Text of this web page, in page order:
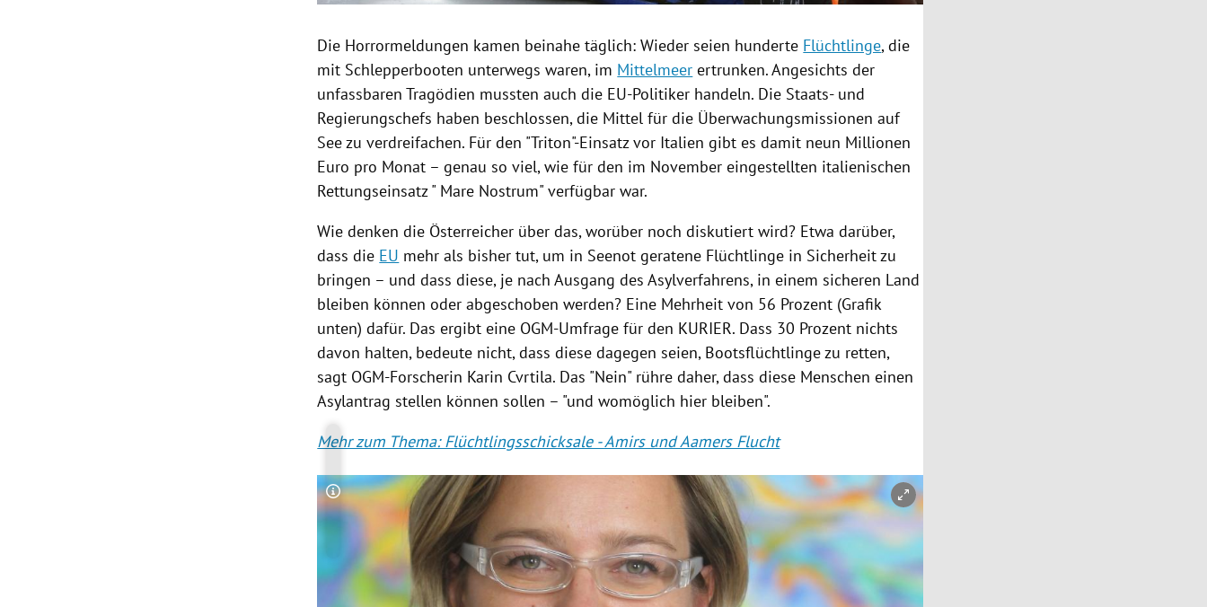
Die Horrormeldungen kamen beinahe täglich: Wieder seien hunderte Flüchtlinge, die
mit Schlepperbooten unterwegs waren, im Mittelmeer ertrunken. Angesichts der
unfassbaren Tragödien mussten auch die EU-Politiker handeln. Die Staats- und
Regierungschefs haben beschlossen, die Mittel für die Überwachungsmissionen auf
See zu verdreifachen. Für den "Triton"-Einsatz vor Italien gibt es damit neun Millionen
Euro pro Monat – genau so viel, wie für den im November eingestellten italienischen
Rettungseinsatz " Mare Nostrum" verfügbar war.
Wie denken die Österreicher über das, worüber noch diskutiert wird? Etwa darüber,
dass die EU mehr als bisher tut, um in Seenot geratene Flüchtlinge in Sicherheit zu
bringen – und dass diese, je nach Ausgang des Asylverfahrens, in einem sicheren Land
bleiben können oder abgeschoben werden? Eine Mehrheit von 56 Prozent (Grafik
unten) dafür. Das ergibt eine OGM-Umfrage für den KURIER. Dass 30 Prozent nichts
davon halten, bedeute nicht, dass diese dagegen seien, Bootsflüchtlinge zu retten,
sagt OGM-Forscherin Karin Cvrtila. Das "Nein" rühre daher, dass diese Menschen einen
Asylantrag stellen können sollen – "und womöglich hier bleiben".
Mehr zum Thema: Flüchtlingsschicksale - Amirs und Aamers Flucht
Copyright-Hinweis öffnen/schließen